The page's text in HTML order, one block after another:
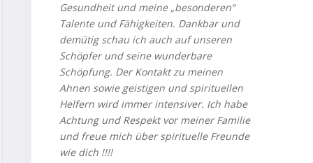
Gesundheit und meine „besonderen“
Talente und Fähigkeiten. Dankbar und
demütig schau ich auch auf unseren
Schöpfer und seine wunderbare
Schöpfung. Der Kontakt zu meinen
Ahnen sowie geistigen und spirituellen
Helfern wird immer intensiver. Ich habe
Achtung und Respekt vor meiner Familie
und freue mich über spirituelle Freunde
wie dich !!!!